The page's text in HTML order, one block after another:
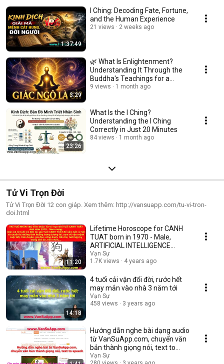
1:37:49
I Ching: Decoding Fate, Fortune,
and the Human Experience
21 views 2 weeks ago
3:29
🌿 What Is Enlightenment?
Understanding It Through the
Buddha's Teachings for a
Peaceful and Mindf...
9 views 1 month ago
23:26
What Is the I Ching?
Understanding the I Ching
Correctly in Just 20 Minutes
84 views 1 month ago
Tử Vi Trọn Đời
Tử Vi Trọn Đời 12 con giáp. Xem thêm: http://vansuapp.com/tu-vi-tron-
doi.html
11:20
Lifetime Horoscope for CANH
TUAT born in 1970 - Male,
ARTIFICIAL INTELLIGENCE
Prediction, decodin...
Vạn Sự
1.7K views
4 years ago
14:18
4 tuổi cải vận đổi đời, rước hết
may mắn vào nhà 3 năm tới
Vạn Sự
458 views
3 years ago
Hướng dẫn nghe bài dạng audio
từ VanSuApp.com, chuyển văn
bản thành giọng nói, text to
speech
Vạn Sự